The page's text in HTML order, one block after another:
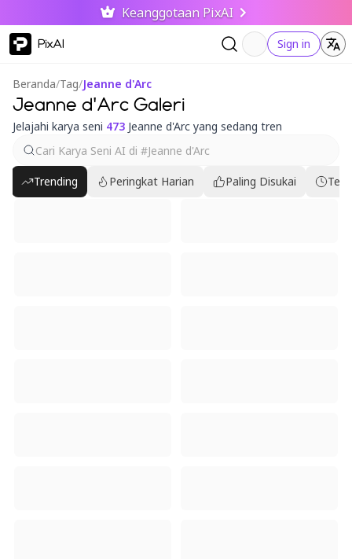
Keanggotaan PixAI
PixAI Sign in
Beranda/Tag/Jeanne d'Arc
Jeanne d'Arc Galeri
Jelajahi karya seni 473 Jeanne d'Arc yang sedang tren
Trending Peringkat Harian Paling Disukai